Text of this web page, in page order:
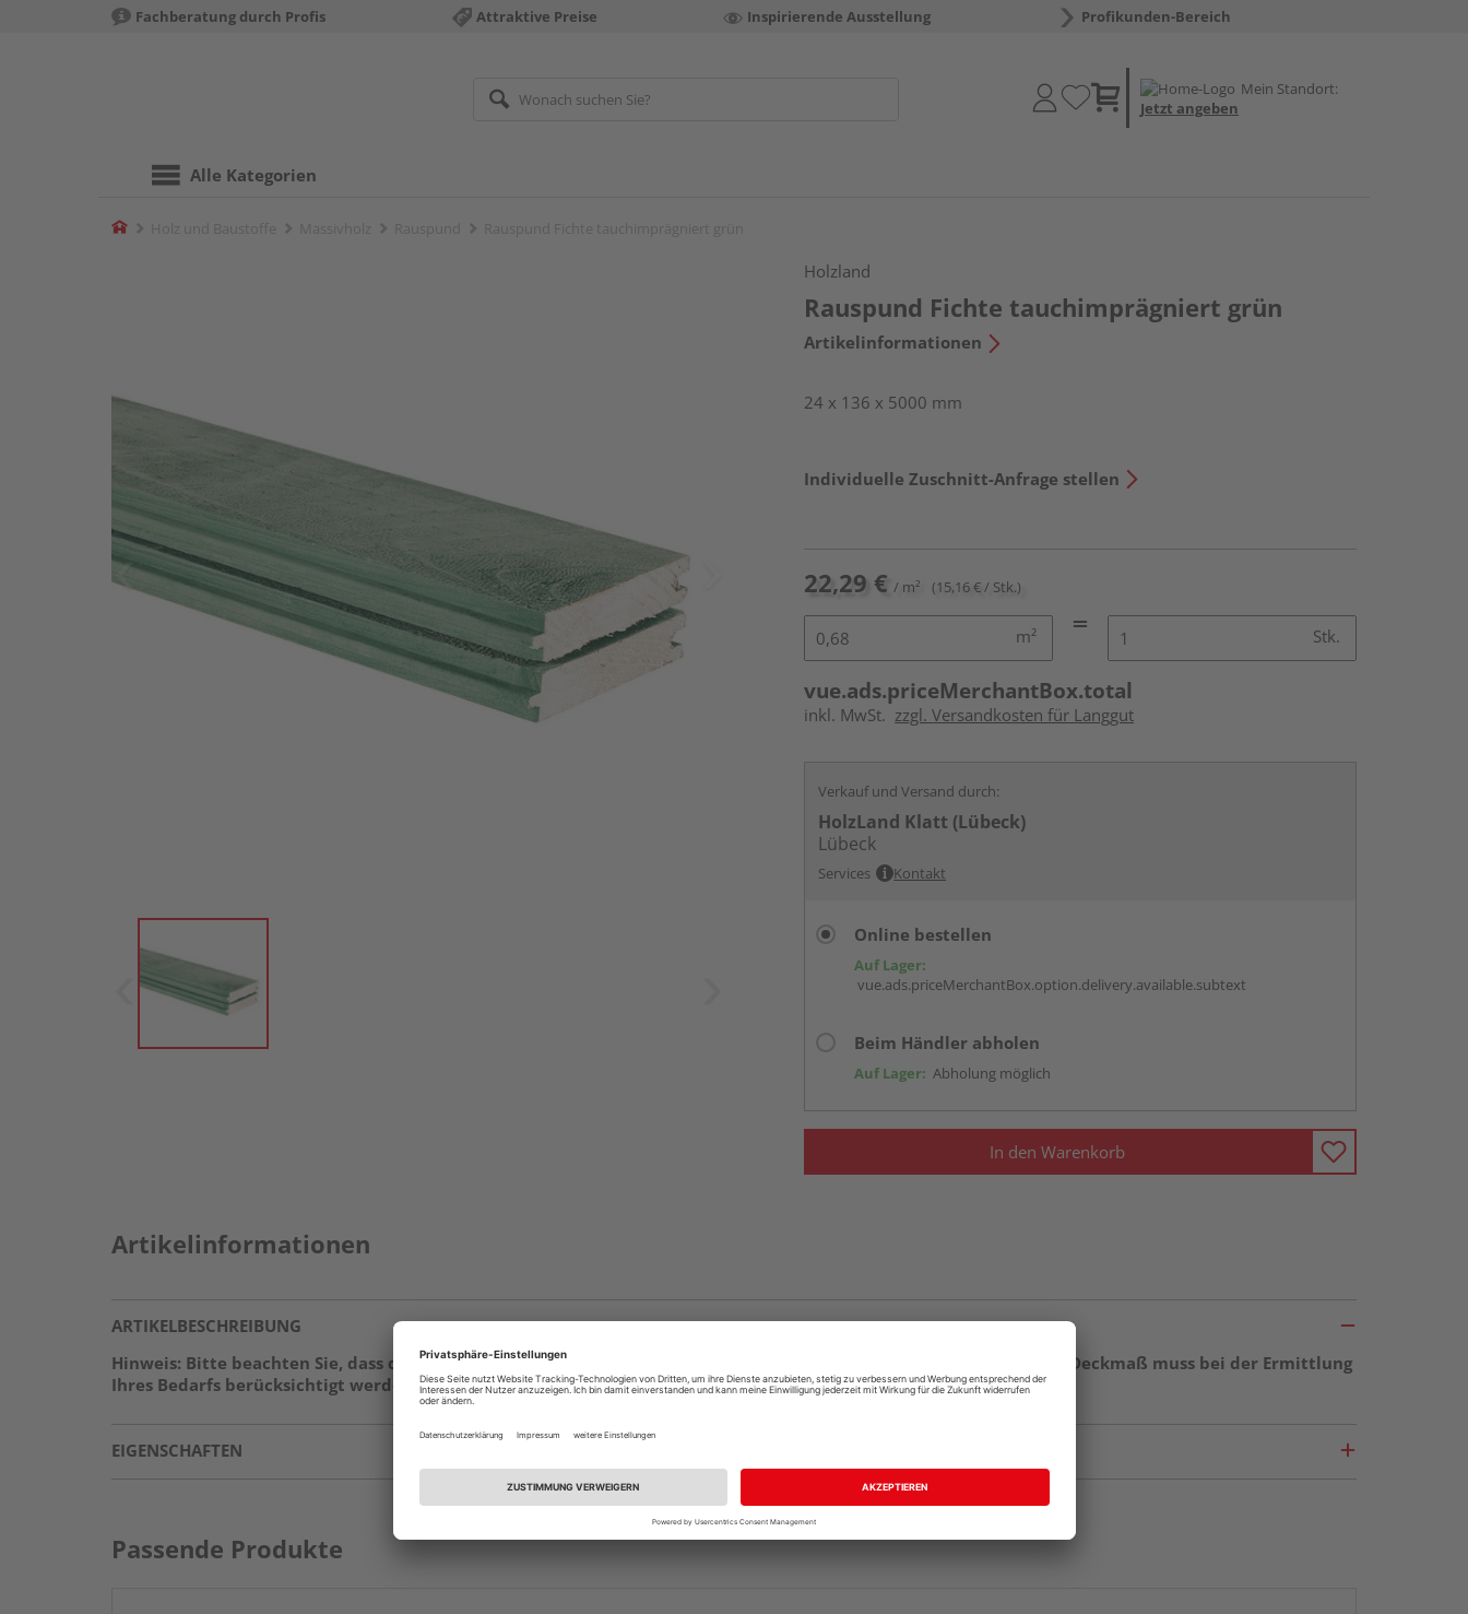
Fachberatung durch Profis Attraktive Preise Inspirierende Ausstellung Profikunden-Bereich
Mein Standort:
Jetzt angeben
Alle Kategorien
Home
Holzland
Rauspund Fichte tauchimprägniert grün
Artikelinformationen
24 x 136 x 5000 mm
Individuelle Zuschnitt-Anfrage stellen
22,29 € / m² (15,16 € / Stk.)
m² Stk.
vue.ads.priceMerchantBox.total
inkl. MwSt. zzgl. Versandkosten für Langgut
Verkauf und Versand durch:
HolzLand Klatt (Lübeck)
Lübeck
Services Kontakt
Online bestellen
Auf Lager:
vue.ads.priceMerchantBox.option.delivery.available.subtext
Beim Händler abholen
Auf Lager: Abholung möglich
In den Warenkorb
Artikelinformationen
ARTIKELBESCHREIBUNG
Hinweis: Bitte beachten Sie, dass das Bestellmaß die Nut- und Feder-Verbindung mit einschließt. Das abweichende Deckmaß muss bei der Ermittlung
Ihres Bedarfs berücksichtigt werden.
EIGENSCHAFTEN
Passende Produkte